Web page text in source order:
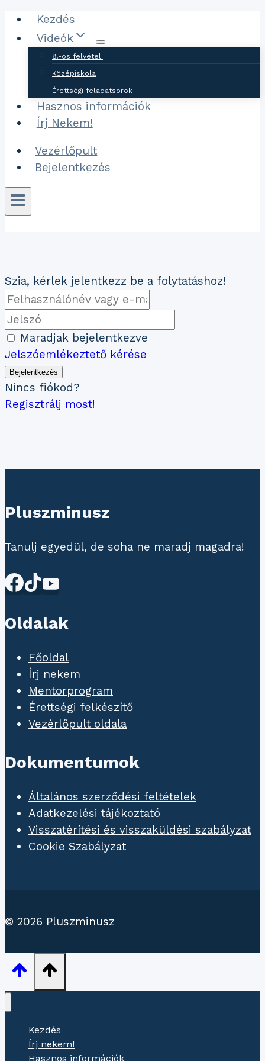
Ugrás
tartalomhoz
Kezdés
Videók
8.-os felvételi
Középiskola
Érettségi feladatsorok
Hasznos információk
Írj Nekem!
Vezérlőpult
Bejelentkezés
Szia, kérlek jelentkezz be a folytatáshoz!
Maradjak bejelentkezve
Jelszóemlékeztető kérése
Bejelentkezés
Nincs fiókod?
Regisztrálj most!
Pluszminusz
Tanulj egyedül, de soha ne maradj magadra!
Oldalak
Főoldal
Írj nekem
Mentorprogram
Érettségi felkészítő
Vezérlőpult oldala
Dokumentumok
Általános szerződési feltételek
Adatkezelési tájékoztató
Visszatérítési és visszaküldési szabályzat
Cookie Szabályzat
© 2026 Pluszminusz
Kezdés
Írj nekem!
Hasznos információk